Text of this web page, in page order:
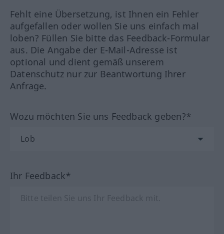
Fehlt eine Übersetzung, ist Ihnen ein Fehler
aufgefallen oder wollen Sie uns einfach mal
loben? Füllen Sie bitte das Feedback-Formular
aus. Die Angabe der E-Mail-Adresse ist
optional und dient gemäß unserem
Datenschutz nur zur Beantwortung Ihrer
Anfrage.
Wozu möchten Sie uns Feedback geben?*
Ihr Feedback*